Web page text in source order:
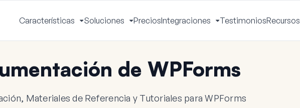
Características
Activar
menú
Soluciones
Activar
menú
PreciosIntegraciones
Activar
menú
TestimoniosRecursos
de WPForms
Materiales de Referencia y Tutoriales para WPForms